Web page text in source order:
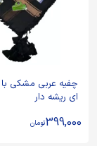
چفیه عربی مشکی
ای ریشه دار
399,000تومان